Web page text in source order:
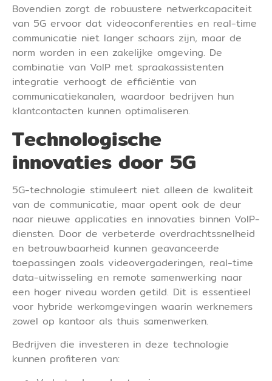
Bovendien zorgt de robuustere netwerkcapaciteit
van 5G ervoor dat videoconferenties en real-time
communicatie niet langer schaars zijn, maar de
norm worden in een zakelijke omgeving. De
combinatie van VoIP met spraakassistenten
integratie verhoogt de efficiëntie van
communicatiekanalen, waardoor bedrijven hun
klantcontacten kunnen optimaliseren.
Technologische
innovaties door 5G
5G-technologie stimuleert niet alleen de kwaliteit
van de communicatie, maar opent ook de deur
naar nieuwe applicaties en innovaties binnen VoIP-
diensten. Door de verbeterde overdrachtssnelheid
en betrouwbaarheid kunnen geavanceerde
toepassingen zoals videovergaderingen, real-time
data-uitwisseling en remote samenwerking naar
een hoger niveau worden getild. Dit is essentieel
voor hybride werkomgevingen waarin werknemers
zowel op kantoor als thuis samenwerken.
Bedrijven die investeren in deze technologie
kunnen profiteren van: